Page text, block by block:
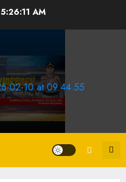
5:26:12 AM